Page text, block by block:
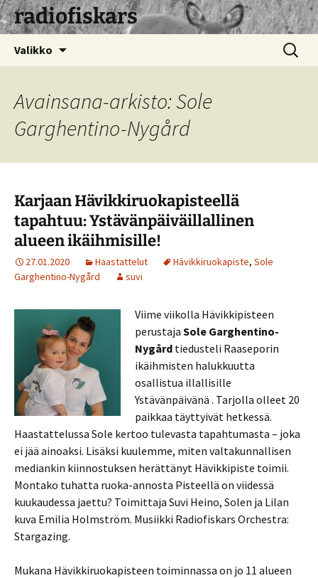
radiofiskars
Valikko Haku:
Avainsana-arkisto: Sole
Garghentino-Nygård
Karjaan Hävikkiruokapisteellä
tapahtuu: Ystävänpäiväillallinen
alueen ikäihmisille!
27.01.2020 Haastattelut Hävikkiruokapiste, Sole
Garghentino-Nygård
suvi
Viime viikolla Hävikkipisteen
perustaja Sole Garghentino-
Nygård tiedusteli Raaseporin
ikäihmisten halukkuutta
osallistua illallisille
Ystävänpäivänä . Tarjolla olleet 20
paikkaa täyttyivät hetkessä.
Haastattelussa Sole kertoo tulevasta tapahtumasta – joka
ei jää ainoaksi. Lisäksi kuulemme, miten valtakunnallisen
mediankin kiinnostuksen herättänyt Hävikkipiste toimii.
Montako tuhatta ruoka-annosta Pisteellä on viidessä
kuukaudessa jaettu? Toimittaja Suvi Heino, Solen ja Lilan
kuva Emilia Holmström. Musiikki Radiofiskars Orchestra:
Stargazing.
Mukana Hävikkiruokapisteen toiminnassa on jo 11 alueen